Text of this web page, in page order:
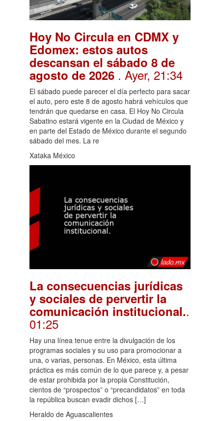
Hoy No Circula en CDMX y
Edomex: estos autos
descansan el sábado 8 de
agosto de 2026 . Ayer, 21:34
El sábado puede parecer el día perfecto para sacar
el auto, pero este 8 de agosto habrá vehículos que
tendrán que quedarse en casa. El Hoy No Circula
Sabatino estará vigente en la Ciudad de México y
en parte del Estado de México durante el segundo
sábado del mes. La re
Xataka México
La consecuencias jurídicas
y sociales de pervertir la
comunicación institucional..
01:25
Hay una línea tenue entre la divulgación de los
programas sociales y su uso para promocionar a
una, o varias, personas. En México, esta última
práctica es más común de lo que parece y, a pesar
de estar prohibida por la propia Constitución,
cientos de “prospectos” o “precandidatos” en toda
la república buscan evadir dichos […]
Heraldo de Aguascalientes